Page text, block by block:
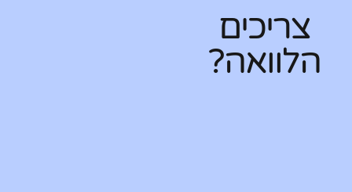
צריכים
הלוואה?